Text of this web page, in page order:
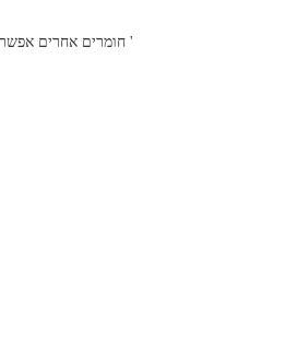
חומרים אחרים אפשרות: גרניט, גיר, טרוורין, בלוסטון, שיש וכו '